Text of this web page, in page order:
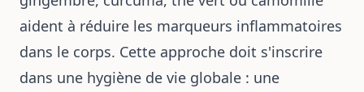
aident à réduire les marqueurs inflammatoires
dans le corps. Cette approche doit s'inscrire
dans une hygiène de vie globale : une